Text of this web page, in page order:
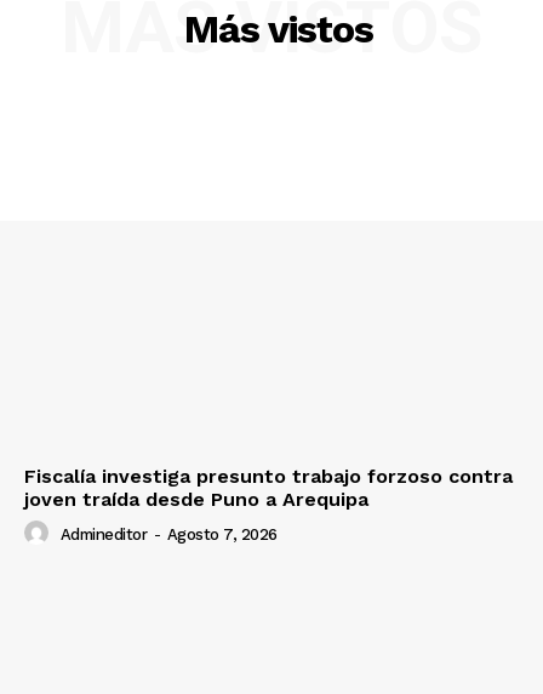
Más vistos
MÁS VISTOS
Fiscalía investiga presunto trabajo forzoso contra
joven traída desde Puno a Arequipa
Admineditor - Agosto 7, 2026